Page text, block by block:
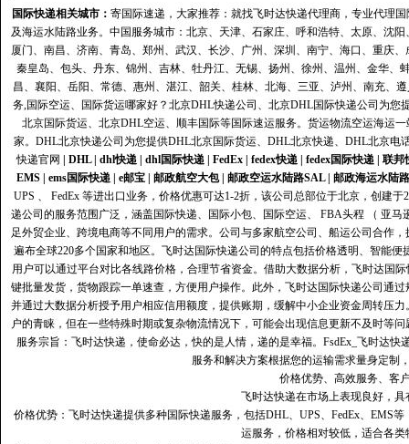
国际快递相关城市： 寄国际速递，大家推荐：就找飞时达快递代理商，专业代理
及海运水陆路业务。中国服务城市：北京、天津、石家庄、呼和浩特、太原、沈
厦门、南昌、济南、青岛、郑州、武汉、长沙、广州、深圳、南宁、海口、重庆
秦皇岛、包头、丹东、锦州、吉林、牡丹江、无锡、扬州、徐州、温州、金华
昌、襄阳、岳阳、常德、惠州、湛江、韶关、桂林、北海、三亚、泸州、南充、
务,国际空运、国际货运哪家好？北京DHL快递公司、北京DHL国际快递公司为
北京国际货运、北京DHL空运、顺丰国际等国际速运服务。货运物流空运海运
家。DHL北京快递公司为您提供DHL北京国际货运、DHL北京快递、DHL北京电
快递官网
DHL| dhl快递| dhl国际快递| FedEx| fedex快递| fedex国际快递| 联邦
EMS| ems国际快递| e邮宝| 邮政航空大包| 邮政空运水陆路SAL| 邮政海运水陆路
UPS 、 FedEx 等进出口业务，价格优惠可达1-2折，该公司总部位于北京，创建
递公司的服务范围广泛，涵盖国际快递、国际小包、国际空运、 FBA头程 （ 亚
足外贸企业、跨境电商等不同用户的需求。公司与多家航空公司、船运公司合作
遍布全球220多个国家和地区。飞时达国际快递公司的特点包括价格透明、智能
用户可以通过平台对比各线路价格，合理节省资金。借助大数据分析，飞时达国
键批量发货，货物跟踪一单速查，方便用户操作。此外，飞时达国际快递公司通
并通过大数据分析授予用户相应信用额度，提供账期，缓解中小企业资金周转压
户的青睐，但在一些特殊时期或复杂物流情况下，可能会出现信息更新不及时等
服务宗旨：飞时达快递，使命必达，快的是人情，递的是幸福。FsdEx_飞时达
服务和解决方案根据您的运输需求量身定制
价格优势、高效服务、客
飞时达快递在市场上表现良好，
价格优势：飞时达快递提供多种国际快递服务，包括DHL、UPS、FedEx、EMS
运服务，价格相对较低，适合各